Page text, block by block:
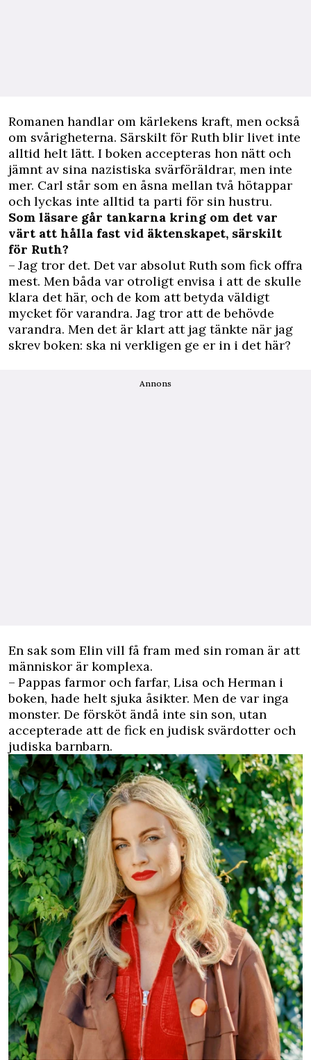
Romanen handlar om kärlekens kraft, men också
om svårigheterna. Särskilt för Ruth blir livet inte
alltid helt lätt. I boken accepteras hon nätt och
jämnt av sina nazistiska svärföräldrar, men inte
mer. Carl står som en åsna mellan två hötappar
och ­lyckas inte alltid ta parti för sin hustru.
Som läsare går tankarna kring om det var
värt att ­hålla fast vid äktenskapet, ­särskilt
för Ruth?
– Jag tror det. Det var ­absolut Ruth som fick offra
mest. Men båda var otroligt envisa i att de skulle
klara det här, och de kom att betyda väldigt
mycket för varandra. Jag tror att de behövde
varandra. Men det är klart att jag tänkte när jag
skrev ­boken: ska ni verkligen ge er in i det här?
Annons
En sak som Elin vill få fram med sin roman är att
människor är komplexa.
– Pappas farmor och farfar, Lisa och Herman i
boken, hade helt sjuka åsikter. Men de var inga
monster. De försköt ändå inte sin son, utan
accepterade att de fick en ­judisk svärdotter och
judiska barnbarn.